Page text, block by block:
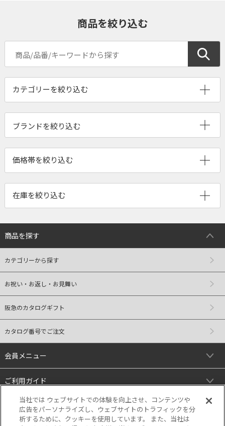
商品を絞り込む
ブランドを絞り込む
商品を探す
カテゴリーから探す
お祝い・お返し・お見舞い
阪急のカタログギフト
カタログ番号でご注文
会員メニュー
ご利用ガイド
リンク
当社では ウェブサイトでの体験を向上させ、コンテンツや
広告をパーソナライズし、ウェブサイトのトラフィックを分
析するために、クッキーを使用しています。 また、当社は